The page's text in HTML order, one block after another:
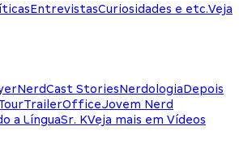
EntrevistasCuriosidades e etc.Veja
NerdCast StoriesNerdologiaDepois
TrailerOfficeJovem Nerd
a LínguaSr. KVeja mais em Vídeos